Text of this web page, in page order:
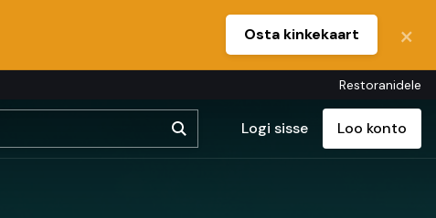
Osta kinkekaart
Restoranidele
Logi sisse Loo konto